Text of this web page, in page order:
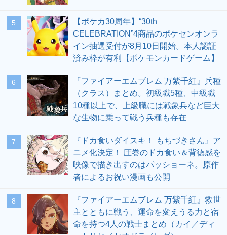
5
【ポケカ30周年】“30th
CELEBRATION”4商品のポケセンオンラ
イン抽選受付が8月10日開始。本人認証
済み枠が有利【ポケモンカードゲーム】
6
『ファイアーエムブレム 万紫千紅』兵種
（クラス）まとめ。初級職5種、中級職
10種以上で、上級職には戦象兵など巨大
な生物に乗って戦う兵種も存在
7
『ドカ食いダイスキ！ もちづきさん』ア
ニメ化決定！ 圧巻のドカ食い＆背徳感を
映像で描き出すのはパッショーネ。原作
者によるお祝い漫画も公開
8
『ファイアーエムブレム 万紫千紅』救世
主とともに戦う、運命を変えうる力と宿
命を持つ4人の戦士まとめ（カイ／ディ